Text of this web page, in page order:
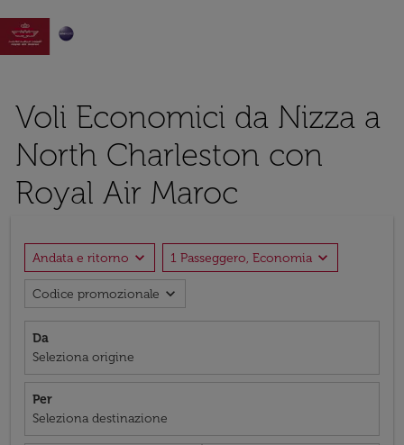

Voli Economici da Nizza a
North Charleston con
Royal Air Maroc
Andata e ritorno expand_more 1 Passeggero, Economia expand_more
Codice promozionale expand_more
Da
Seleziona origine
Per
Seleziona destinazione